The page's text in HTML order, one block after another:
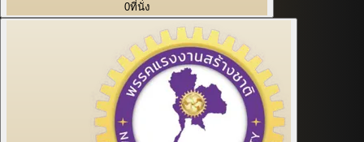
0ที่นั่ง